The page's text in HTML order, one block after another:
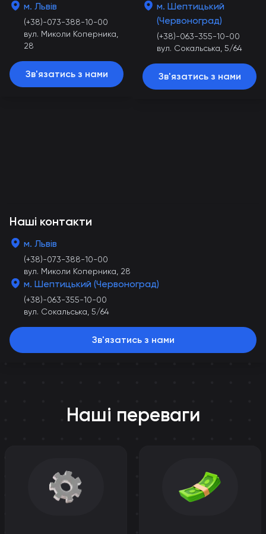
м. Львів
(+38)-073-388-10-00
вул. Миколи Коперника,
28
Зв'язатись з нами
м. Шептицький
(Червоноград)
(+38)-063-355-10-00
вул. Сокальська, 5/64
Зв'язатись з нами
Наші контакти
м. Львів
(+38)-073-388-10-00
вул. Миколи Коперника, 28
м. Шептицький (Червоноград)
(+38)-063-355-10-00
вул. Сокальська, 5/64
Зв'язатись з нами
Наші переваги